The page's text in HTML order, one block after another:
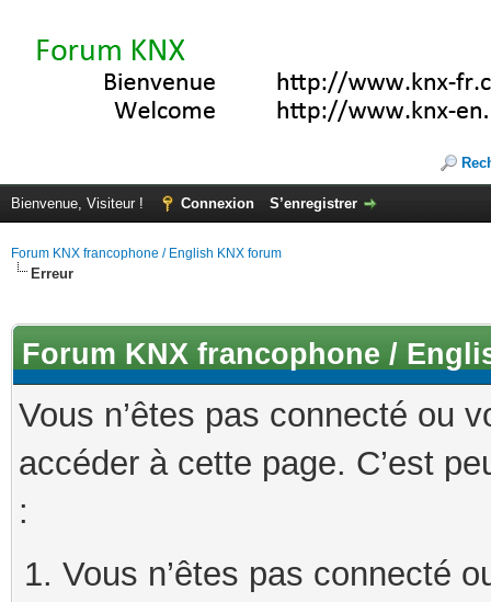
Bienvenue, Visiteur ! Connexion S’enregistrer
Forum KNX francophone / English KNX forum
Erreur
Forum KNX francophone /
Vous n’êtes pas connecté ou
accéder à cette page. C’est
:
Vous n’êtes pas connecté